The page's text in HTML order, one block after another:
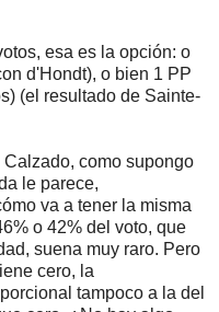
esa es la opción: o
d'Hondt), o bien 1 PP
(el resultado de Sainte-
como supongo
le parece,
va a tener la misma
o 42% del voto, que
suena muy raro. Pero
cero, la
tampoco a la del